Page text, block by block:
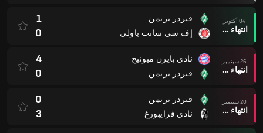
04 أكتوبر
انتهاء وقت المباراة
فيردر بريمن
إف سي سانت باولي
1
0
26 سبتمبر
انتهاء وقت المباراة
نادي بايرن ميونيخ
فيردر بريمن
4
0
20 سبتمبر
انتهاء وقت المباراة
فيردر بريمن
نادي فرايبورغ
0
3